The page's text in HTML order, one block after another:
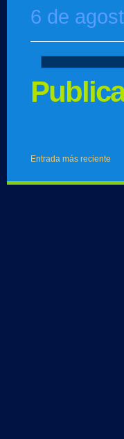
6 de
Entrada más reciente